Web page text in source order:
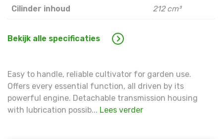
Cilinder inhoud 212 cm³
Bekijk alle specificaties
Easy to handle, reliable cultivator for garden use.
Offers every essential function, all driven by its
powerful engine. Detachable transmission housing
with lubrication possib... Lees verder